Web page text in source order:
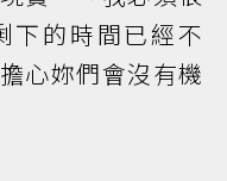
下的時間已經不
心妳們會沒有機